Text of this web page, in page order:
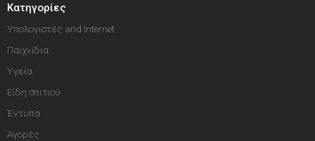
Κατηγορίες
Υπολογιστές and Internet
Παιχνίδια
Υγεία
Είδη σπιτιού
Έντυπα
Αγορές